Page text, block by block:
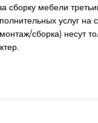
сборку мебели
услуг на
сборка) несут